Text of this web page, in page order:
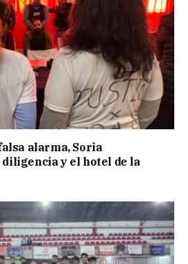
alarma, Soria
y el hotel de la